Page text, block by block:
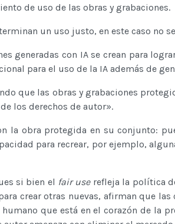
de uso de las obras y grabaciones.
un uso justo, en este caso no
generadas con IA se crean para
para el uso de la IA además de
que las obras y grabaciones
los derechos de autor».
obra protegida en su conjunto:
para recrear, por ejemplo,
si bien el fair userefleja la política
crear otras nuevas, afirman que
que está en el corazón de la